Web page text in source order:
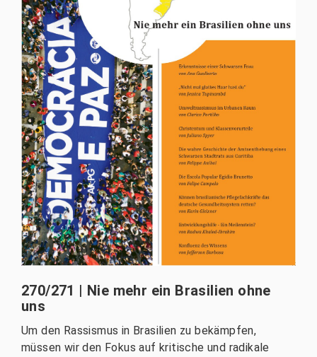
270/271 | Nie mehr ein Brasilien ohne
uns
Um den Rassismus in Brasilien zu bekämpfen,
müssen wir den Fokus auf kritische und radikale